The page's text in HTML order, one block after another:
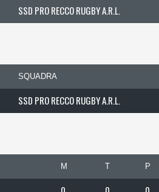
SSD PRO RECCO RUGBY A.R.L.
SQUADRA
SSD PRO RECCO RUGBY A.R.L.
M T P